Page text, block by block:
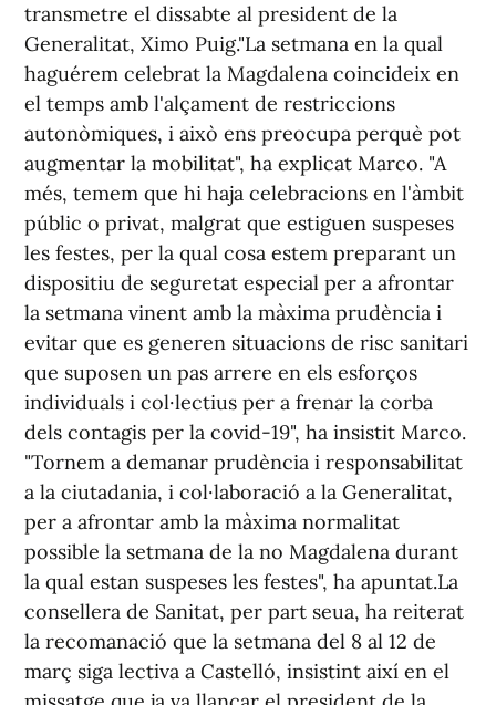
transmetre el dissabte al president de la
Generalitat, Ximo Puig."La setmana en la qual
haguérem celebrat la Magdalena coincideix en
el temps amb l'alçament de restriccions
autonòmiques, i això ens preocupa perquè pot
augmentar la mobilitat", ha explicat Marco. "A
més, temem que hi haja celebracions en l'àmbit
públic o privat, malgrat que estiguen suspeses
les festes, per la qual cosa estem preparant un
dispositiu de seguretat especial per a afrontar
la setmana vinent amb la màxima prudència i
evitar que es generen situacions de risc sanitari
que suposen un pas arrere en els esforços
individuals i col·lectius per a frenar la corba
dels contagis per la covid-19", ha insistit Marco.
"Tornem a demanar prudència i responsabilitat
a la ciutadania, i col·laboració a la Generalitat,
per a afrontar amb la màxima normalitat
possible la setmana de la no Magdalena durant
la qual estan suspeses les festes", ha apuntat.La
consellera de Sanitat, per part seua, ha reiterat
la recomanació que la setmana del 8 al 12 de
març siga lectiva a Castelló, insistint així en el